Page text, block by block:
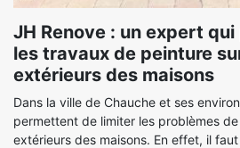
JH Renove : un expert
les travaux de peinture
extérieurs des maisons
Dans la ville de Chauche et ses
permettent de limiter les problèmes
extérieurs des maisons. En effet, il